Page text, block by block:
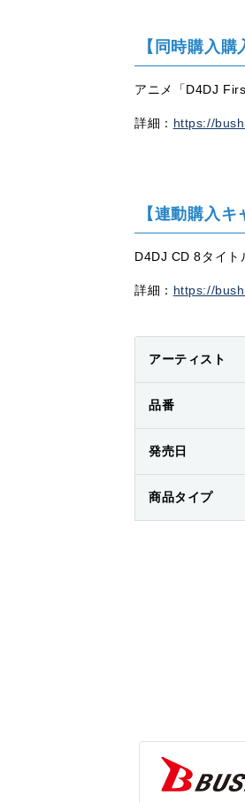
【同時購入購
アニメ「D4DJ
詳細： https://
【連動購入キ
D4DJ CD 8タイト
詳細： https://
アーティスト
品番
発売日
商品タイプ